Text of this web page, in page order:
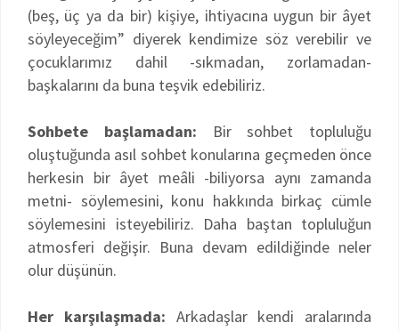
(beş, üç ya da bir) kişiye, ihtiyacına uygun bir âyet
söyleyeceğim” diyerek kendimize söz verebilir ve
çocuklarımız dahil -sıkmadan, zorlamadan-
başkalarını da buna teşvik edebiliriz.
Sohbete başlamadan: Bir sohbet topluluğu
oluştuğunda asıl sohbet konularına geçmeden önce
herkesin bir âyet meâli -biliyorsa aynı zamanda
metni- söylemesini, konu hakkında birkaç cümle
söylemesini isteyebiliriz. Daha baştan topluluğun
atmosferi değişir. Buna devam edildiğinde neler
olur düşünün.
Her karşılaşmada: Arkadaşlar kendi aralarında